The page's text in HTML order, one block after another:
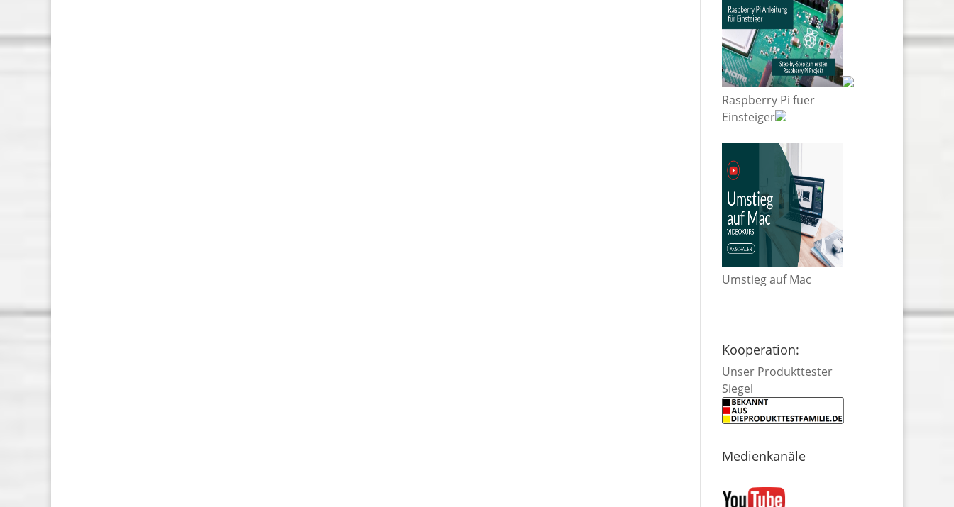
Raspberry Pi fuer
Einsteiger
Umstieg auf Mac
Kooperation:
Unser Produkttester
Siegel
Medienkanäle